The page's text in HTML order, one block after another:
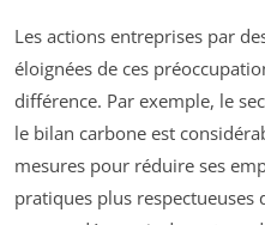
Les actions entreprises par
éloignées de ces
différence. Par exemple, le
le bilan carbone est
mesures pour réduire ses
pratiques plus respectueuses